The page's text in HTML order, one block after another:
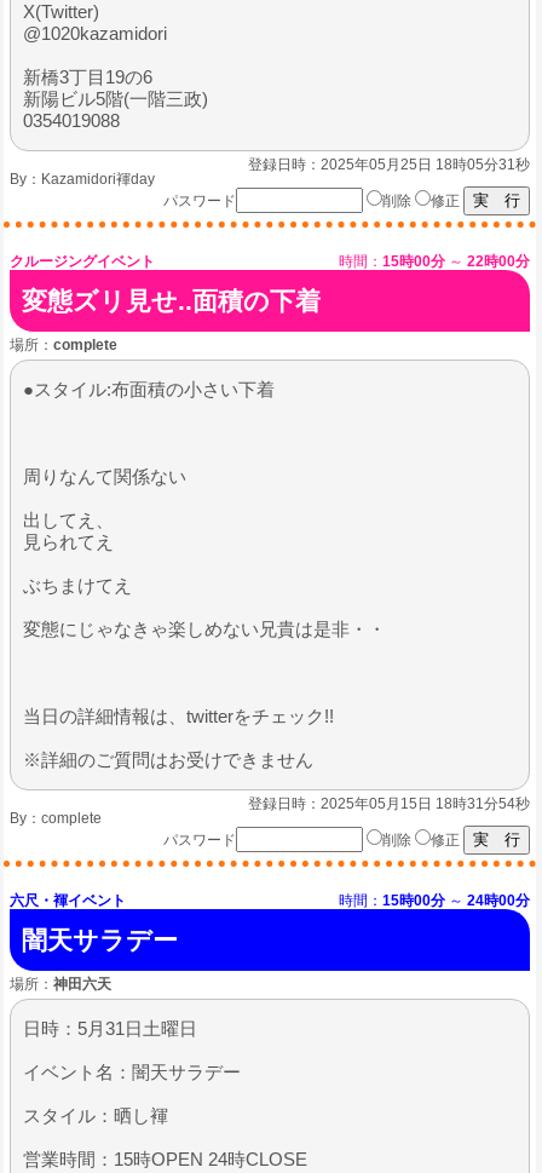
X(Twitter)
@1020kazamidori
新橋3丁目19の6
新陽ビル5階(一階三政)
0354019088
登録日時：2025年05月25日 18時05分31秒
By： Kazamidori褌day
パスワード
削除 修正
クルージングイベント 時間： 15時00分 ～ 22時00分
変態ズリ見せ..面積の下着
場所： complete
●スタイル:布面積の小さい下着
周りなんて関係ない
出してえ、
見られてえ
ぶちまけてえ
​変態にじゃなきゃ楽しめない兄貴は是非・・
​当日の詳細情報は、twitterをチェック!!
※詳細のご質問はお受けできません
登録日時：2025年05月15日 18時31分54秒
By： complete
パスワード
削除 修正
六尺・褌イベント 時間： 15時00分 ～ 24時00分
闇天サラデー
場所： 神田六天
日時：5月31日土曜日
イベント名：闇天サラデー
スタイル：晒し褌
営業時間：15時OPEN 24時CLOSE